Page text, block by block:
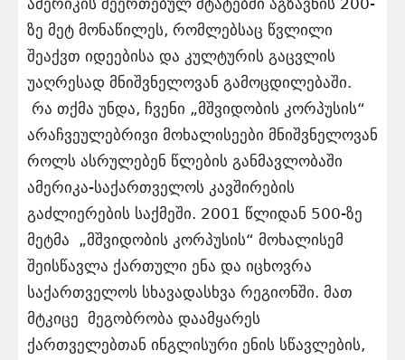
ამერიკის შეერთებულ შტატებში აგზავნის 200-
ზე მეტ მონაწილეს, რომლებსაც წვლილი
შეაქვთ იდეებისა და კულტურის გაცვლის
უაღრესად მნიშვნელოვან გამოცდილებაში.
რა თქმა უნდა, ჩვენი „მშვიდობის კორპუსის“
არაჩვეულებრივი მოხალისეები მნიშვნელოვან
როლს ასრულებენ წლების განმავლობაში
ამერიკა-საქართველოს კავშირების
გაძლიერების საქმეში. 2001 წლიდან 500-ზე
მეტმა „მშვიდობის კორპუსის“ მოხალისემ
შეისწავლა ქართული ენა და იცხოვრა
საქართველოს სხავადასხვა რეგიონში. მათ
მტკიცე მეგობრობა დაამყარეს
ქართველებთან ინგლისური ენის სწავლების,